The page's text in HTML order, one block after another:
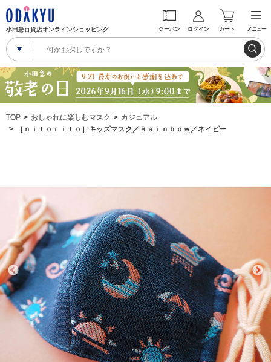
小田急百貨店オンラインショッピング クーポン ログイン カート メニュー
TOP おしゃれに楽しむマスク
カジュアル
［ｎｉｔｏｒｉｔｏ］キッズマスク／Ｒａｉｎｂｏｗ／ネイビー